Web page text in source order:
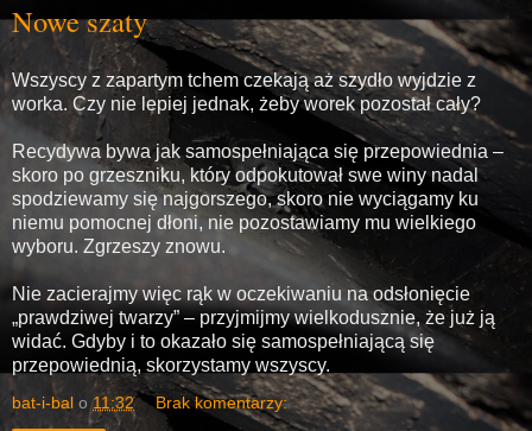
Nowe szaty
Wszyscy z zapartym tchem czekają aż szydło wyjdzie z
worka. Czy nie lepiej jednak, żeby worek pozostał cały?
Recydywa bywa jak samospełniająca się przepowiednia –
skoro po grzeszniku, który odpokutował swe winy nadal
spodziewamy się najgorszego, skoro nie wyciągamy ku
niemu pomocnej dłoni, nie pozostawiamy mu wielkiego
wyboru. Zgrzeszy znowu.
Nie zacierajmy więc rąk w oczekiwaniu na odsłonięcie
„prawdziwej twarzy” – przyjmijmy wielkodusznie, że już ją
widać. Gdyby i to okazało się samospełniającą się
przepowiednią, skorzystamy wszyscy.
bat-i-bal o11:32 Brak komentarzy: